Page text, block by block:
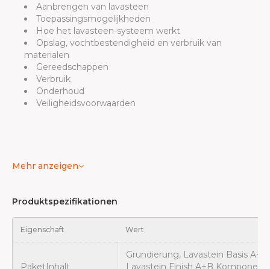
Aanbrengen van lavasteen
Toepassingsmogelijkheden
Hoe het lavasteen-systeem werkt
Opslag, vochtbestendigheid en verbruik van
materialen
Gereedschappen
Verbruik
Onderhoud
Veiligheidsvoorwaarden
Mehr anzeigen
Produktspezifikationen
Eigenschaft Wert
PaketInhalt
Grundierung, Lavastein Basis
Lavastein Finish A+B